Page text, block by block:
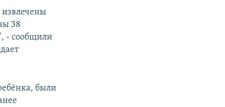
извлечены
38
- сообщили
были